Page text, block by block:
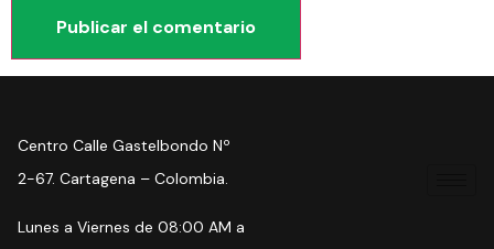
Centro Calle Gastelbondo Nº
2-67. Cartagena – Colombia.
Lunes a Viernes de 08:00 AM a